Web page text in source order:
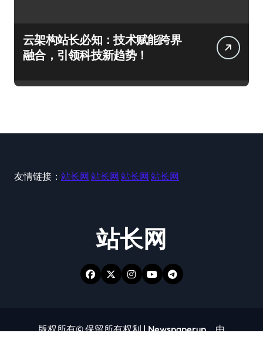
云架构站长必知：技术赋能跨界
融合，引领科技新趋势！
友情链接： 站长网 站长网 站长网 站长网
站长网
版权所有© 保留所有权利|Newspaperup，由